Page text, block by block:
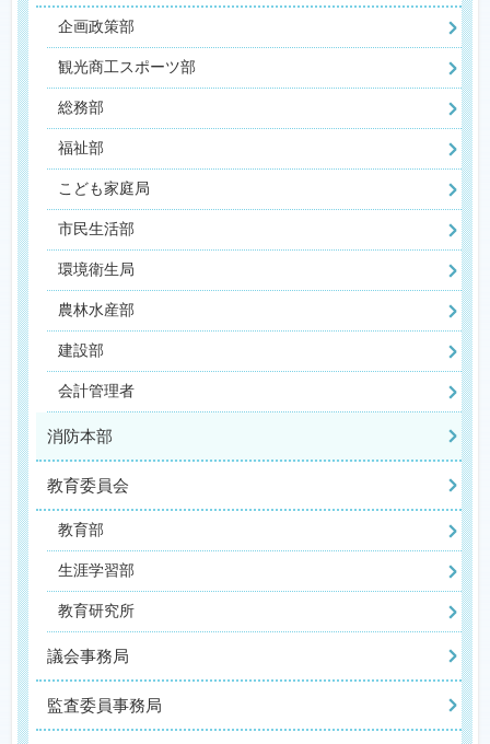
企画政策部
観光商工スポーツ部
総務部
福祉部
こども家庭局
市民生活部
環境衛生局
農林水産部
建設部
会計管理者
消防本部
教育委員会
教育部
生涯学習部
教育研究所
議会事務局
監査委員事務局